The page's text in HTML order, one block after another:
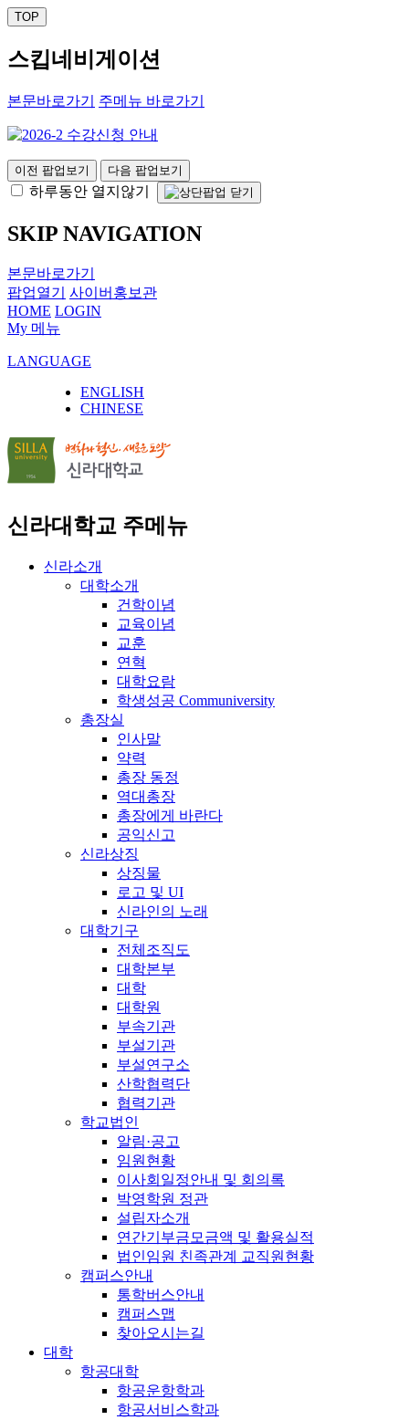
TOP
스킵네비게이션
본문바로가기 주메뉴 바로가기
이전 팝업보기 다음 팝업보기
하루동안 열지않기
SKIP NAVIGATION
본문바로가기
팝업열기
사이버홍보관
HOME LOGIN
My 메뉴
LANGUAGE
ENGLISH
CHINESE
신라대학교 주메뉴
신라소개
대학소개
건학이념
교육이념
교훈
연혁
대학요람
학생성공 Communiversity
총장실
인사말
약력
총장 동정
역대총장
총장에게 바란다
공익신고
신라상징
상징물
로고 및 UI
신라인의 노래
대학기구
전체조직도
대학본부
대학
대학원
부속기관
부설기관
부설연구소
산학협력단
협력기관
학교법인
알림·공고
임원현황
이사회일정안내 및 회의록
박영학원 정관
설립자소개
연간기부금모금액 및 활용실적
법인임원 친족관계 교직원현황
캠퍼스안내
통학버스안내
캠퍼스맵
찾아오시는길
대학
항공대학
항공운항학과
항공서비스학과